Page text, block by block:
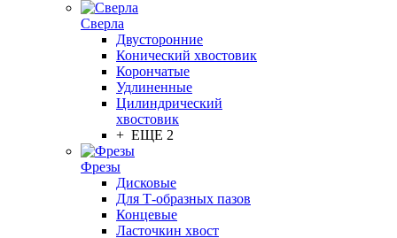
Сверла
Двусторонние
Конический хвостовик
Корончатые
Удлиненные
Цилиндрический
хвостовик
+ ЕЩЕ 2
Фрезы
Дисковые
Для Т-образных пазов
Концевые
Ласточкин хвост